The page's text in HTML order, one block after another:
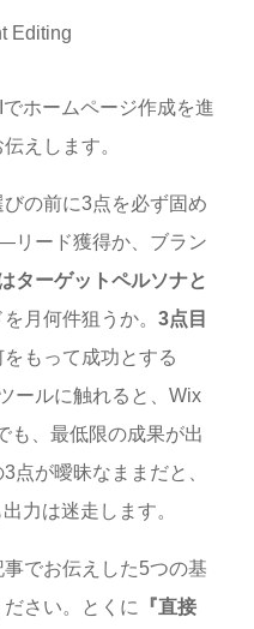
ホームページ作成を進
えします。
の前に3点を必ず固め
ード獲得か、ブラン
ターゲットペルソナと
月何件狙うか。3点目
もって成功とする
ールに触れると、Wix
も、最低限の成果が出
点が曖昧なままだと、
力は迷走します。
でお伝えした5つの基
さい。とくに
『直接